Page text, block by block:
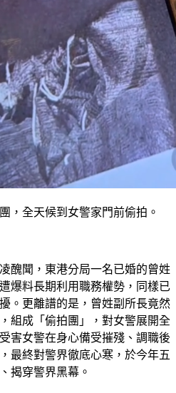
，全天候到女警家門前偷拍。
醜聞，東港分局一名已婚的曾姓
爆料長期利用職務權勢，同樣已
。更離譜的是，曾姓副所長竟然
組成「偷拍團」，對女警展開全
害女警在身心備受摧殘、調職後
最終對警界徹底心寒，於今年五